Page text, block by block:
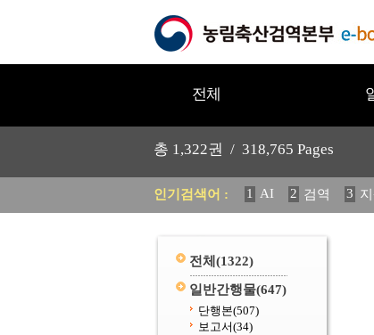
전체
총 1,322권 / 318,765 Pages
인기검색어 : 1 AI 2 검역 3
11 2025 12 중독
전체 (1322)
일반간행물(647)
단행본(507)
보고서(34)